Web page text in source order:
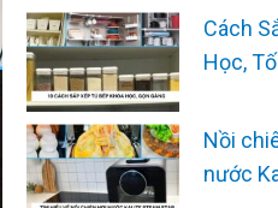
Cách
Học,
Nồi
nước